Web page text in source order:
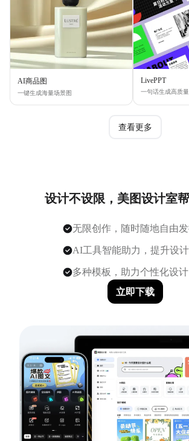
AI商品图
一键生成海量场景图
LivePPT
一句话生成高质
查看更多
设计不设限，美图设计室
无限创作，随时随地自由
AI工具智能助力，提升设
多种模板，助力个性化设计
立即下载